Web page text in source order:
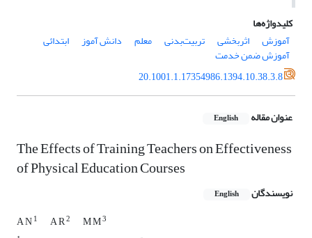
کلیدواژه‌ها
آموزش
اثربخشی تربیت‌بدنی معلم دانش آموز ابتدائی
آموزش ضمن خدمت
20.1001.1.17354986.1394.10.38.3.8
عنوان مقاله English
The Effects of Training Teachers on Effectiveness
of Physical Education Courses
نویسندگان English
A N1 A R2 M M3